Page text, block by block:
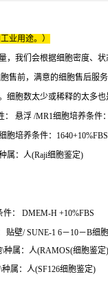
业用途。）
我们会根据细胞密度、状
售前，满意的细胞售后服务
胞数太少或稀释的太多也
悬浮 /MR1细胞培养条件
胞培养条件：1640+10%FBS
属：人(Raji细胞鉴定)
： DMEM-H +10%FBS
壁/ SUNE-1 6－10－B细
种属：人(RAMOS(细胞鉴定)
属：人(SF126细胞鉴定)